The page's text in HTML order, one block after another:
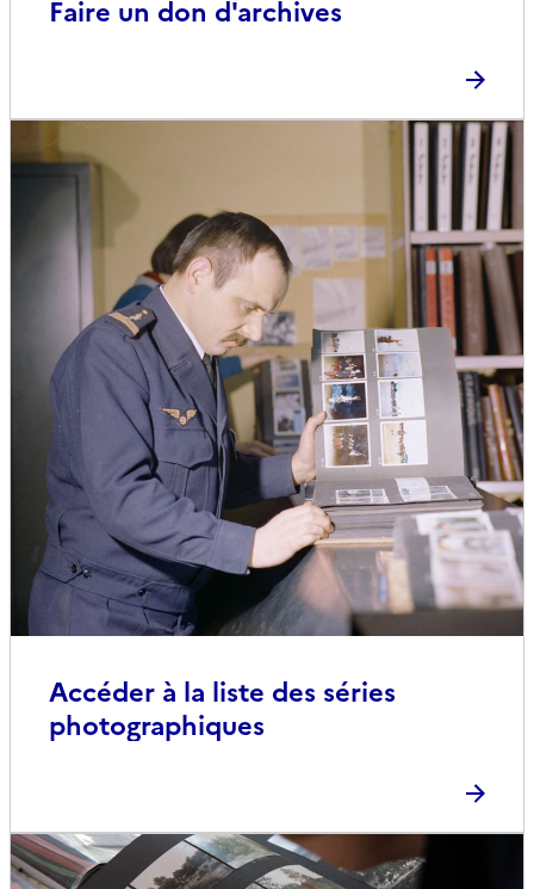
Faire un don d'archives
Accéder à la liste des séries
photographiques